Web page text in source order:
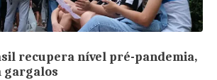
recupera nível pré-pandemia,
gargalos